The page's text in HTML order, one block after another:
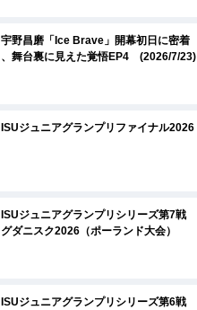
宇野昌磨「Ice Brave」開幕初日に密着
、舞台裏に見えた覚悟EP4 (2026/7/23)
ISUジュニアグランプリファイナル2026
ISUジュニアグランプリシリーズ第7戦
グダニスク2026（ポーランド大会）
ISUジュニアグランプリシリーズ第6戦